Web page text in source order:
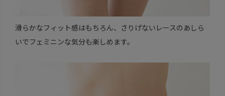
滑らかなフィット感はもちろん、さりげないレースのあしら
いでフェミニンな気分も楽しめます。